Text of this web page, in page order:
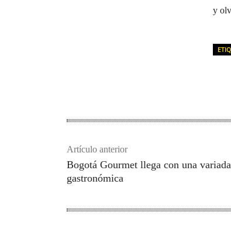
y
Artículo anterior
Bogotá Gourmet llega con una
gastronómica